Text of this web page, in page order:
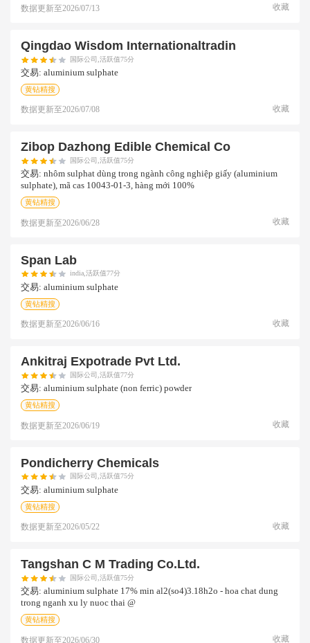
数据更新至2026/07/13 收藏
Qingdao Wisdom Internationaltradin
国际公司,活跃值75分
交易: aluminium sulphate
黄钻精搜
数据更新至2026/07/08 收藏
Zibop Dazhong Edible Chemical Co
国际公司,活跃值75分
交易: nhôm sulphat dùng trong ngành công nghiệp giấy (aluminium
sulphate), mã cas 10043-01-3, hàng mới 100%
黄钻精搜
数据更新至2026/06/28 收藏
Span Lab
india,活跃值77分
交易: aluminium sulphate
黄钻精搜
数据更新至2026/06/16 收藏
Ankitraj Expotrade Pvt Ltd.
国际公司,活跃值77分
交易: aluminium sulphate (non ferric) powder
黄钻精搜
数据更新至2026/06/19 收藏
Pondicherry Chemicals
国际公司,活跃值75分
交易: aluminium sulphate
黄钻精搜
数据更新至2026/05/22 收藏
Tangshan C M Trading Co.ltd.
国际公司,活跃值75分
交易: aluminium sulphate 17% min al2(so4)3.18h2o - hoa chat dung
trong nganh xu ly nuoc thai @
黄钻精搜
数据更新至2026/06/30 收藏